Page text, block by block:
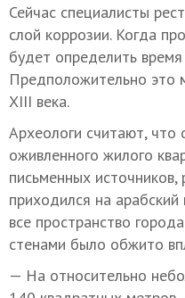
Сейчас специалисты
слой коррозии. Когда
будет определить
Предположительно это
XIII века.
Археологи считают, что
оживленного жилого
письменных
приходился на
все пространство
стенами было обжито
— На относительно